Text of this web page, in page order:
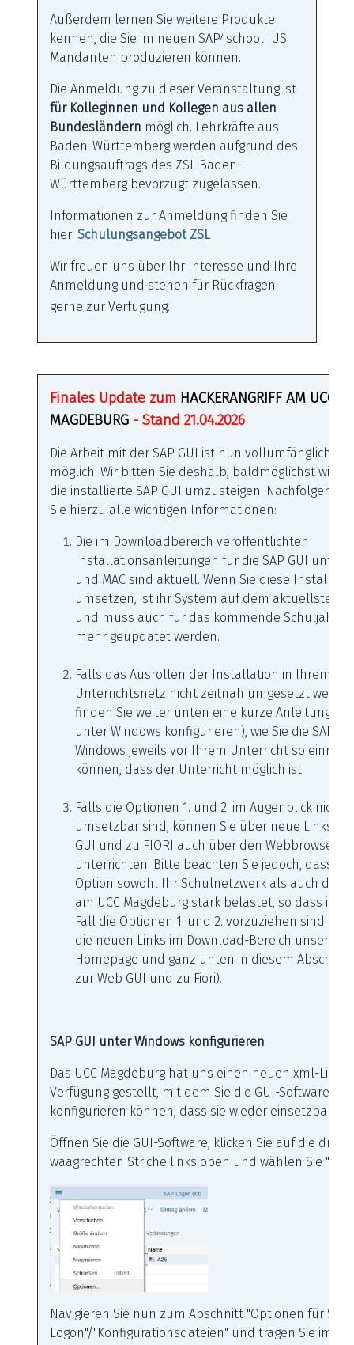
Außerdem lernen Sie weitere Produkte
kennen, die Sie im neuen SAP4school IUS
Mandanten produzieren können.
Die Anmeldung zu dieser Veranstaltung ist
für Kolleginnen und Kollegen aus allen
Bundesländern möglich. Lehrkräfte aus
Baden-Württemberg werden aufgrund des
Bildungsauftrags des ZSL Baden-
Württemberg bevorzugt zugelassen.
Informationen zur Anmeldung finden Sie
hier: Schulungsangebot ZSL
Wir freuen uns über Ihr Interesse und Ihre
Anmeldung und stehen für Rückfragen
gerne zur Verfügung.
Finales Update zum HACKERANGRIFF AM UCC
MAGDEBURG - Stand 21.04.2026
Die Arbeit mit der SAP GUI ist nun vollumfänglich
möglich. Wir bitten Sie deshalb, baldmöglichst
die installierte SAP GUI umzusteigen. Nachfolgend
Sie hierzu alle wichtigen Informationen:
Die im Downloadbereich veröffentlichten
Installationsanleitungen für die SAP GUI unter
und MAC sind aktuell. Wenn Sie diese
umsetzen, ist ihr System auf dem aktuellsten
und muss auch für das kommende Schuljahr
mehr geupdatet werden.
Falls das Ausrollen der Installation in Ihrem
Unterrichtsnetz nicht zeitnah umgesetzt
finden Sie weiter unten eine kurze Anleitung
unter Windows konfigurieren), wie Sie die SAP
Windows jeweils vor Ihrem Unterricht so
können, dass der Unterricht möglich ist.
Falls die Optionen 1. und 2. im Augenblick nicht
umsetzbar sind, können Sie über neue Links
GUI und zu FIORI auch über den Webbrowser
unterrichten. Bitte beachten Sie jedoch, dass
Option sowohl Ihr Schulnetzwerk als auch den
am UCC Magdeburg stark belastet, so dass in
Fall die Optionen 1. und 2. vorzuziehen sind. Sie
die neuen Links im Download-Bereich unserer
Homepage und ganz unten in diesem Abschnitt
zur Web GUI und zu Fiori).
SAP GUI unter Windows konfigurieren
Das UCC Magdeburg hat uns einen neuen xml-Link
Verfügung gestellt, mit dem Sie die GUI-Software
konfigurieren können, dass sie wieder einsetzbar ist.
Öffnen Sie die GUI-Software, klicken Sie auf die drei
waagrechten Striche links oben und wählen Sie
Navigieren Sie nun zum Abschnitt "Optionen für SAP
Logon"/"Konfigurationsdateien" und tragen Sie im